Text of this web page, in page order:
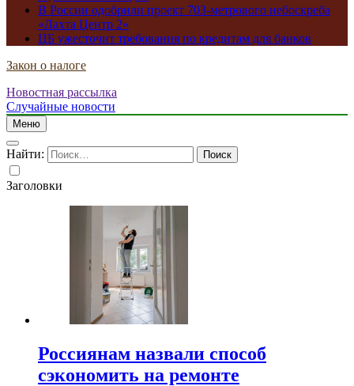
В России одобрили проект 703-метрового небоскреба
«Лахта Центр 2»
ЦБ ужесточит требования по кредитам для банков
Закон о налоге
Новостная рассылка
Случайные новости
Меню
Найти:
Заголовки
Россиянам назвали способ
сэкономить на ремонте